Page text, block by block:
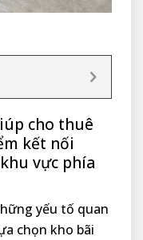
cho thuê
kết nối
vực phía
yếu tố quan
chọn kho bãi